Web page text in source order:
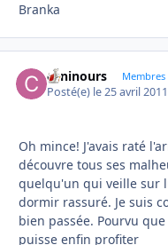
Branka
caninours Membres
Posté(e) le 25 avril 2011
Oh mince! J'avais raté
découvre tous ses
quelqu'un qui veille sur
dormir rassuré. Je suis
bien passée. Pourvu
puisse enfin profiter